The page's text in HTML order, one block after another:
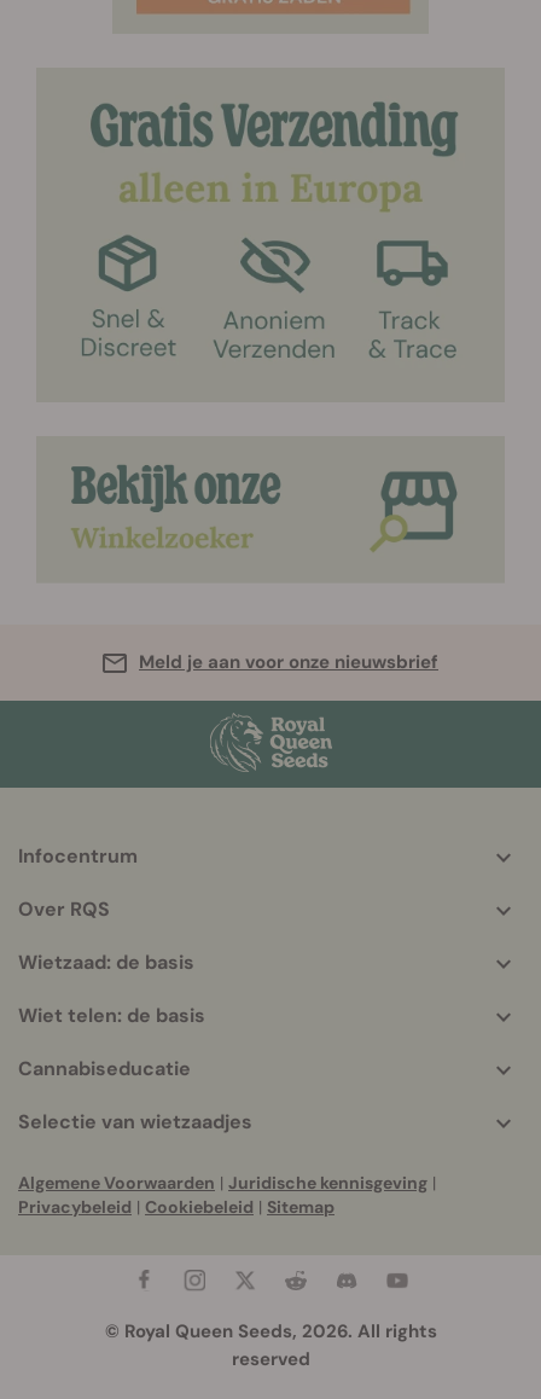
Meld je aan voor onze nieuwsbrief
info
Infocentrum
Over RQS
Wietzaad: de basis
Wiet telen: de basis
Cannabiseducatie
Selectie van wietzaadjes
Algemene Voorwaarden | Juridische kennisgeving |
Privacybeleid | Cookiebeleid | Sitemap
© Royal Queen Seeds, 2026. All rights
reserved